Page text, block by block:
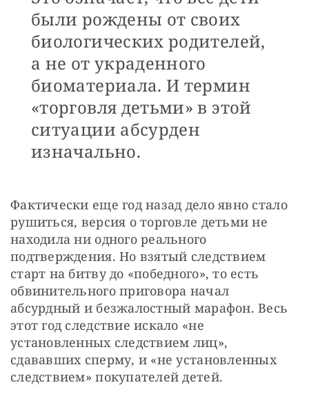
были рождены от своих
биологических родителей,
а не от украденного
биоматериала. И термин
«торговля детьми» в этой
ситуации абсурден
изначально.
Фактически еще год назад дело явно стало
рушиться, версия о торговле детьми не
находила ни одного реального
подтверждения. Но взятый следствием
старт на битву до «победного», то есть
обвинительного приговора начал
абсурдный и безжалостный марафон. Весь
этот год следствие искало «не
установленных следствием лиц»,
сдававших сперму, и «не установленных
следствием» покупателей детей.